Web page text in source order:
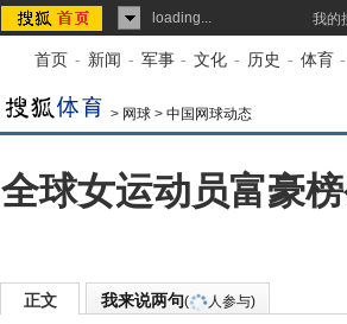
loading... 我的
首页 - 新闻 - 军事 - 文化 - 历史 - 体育 -
> 网球 > 中国网球动态
全球女运动员富豪
正文 我来说两句( 人参与)